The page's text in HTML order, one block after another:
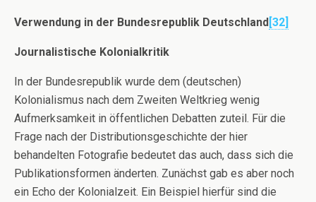
Verwendung in der Bundesrepublik Deutschland[32]
Journalistische Kolonialkritik
In der Bundesrepublik wurde dem (deutschen)
Kolonialismus nach dem Zweiten Weltkrieg wenig
Aufmerksamkeit in öffentlichen Debatten zuteil. Für die
Frage nach der Distributionsgeschichte der hier
behandelten Fotografie bedeutet das auch, dass sich die
Publikationsformen änderten. Zunächst gab es aber noch
ein Echo der Kolonialzeit. Ein Beispiel hierfür sind die